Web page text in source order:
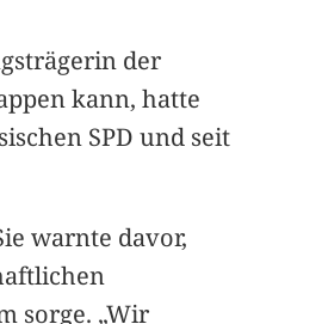
der
kann, hatte
SPD und seit
warnte davor,
sorge. „Wir